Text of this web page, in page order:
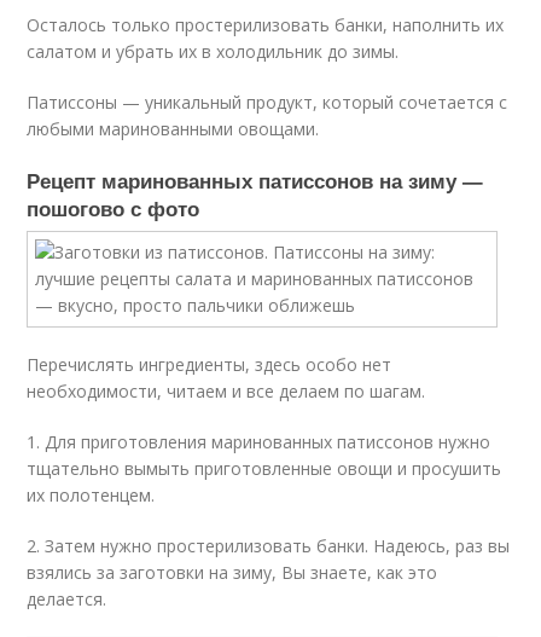
Осталось только простерилизовать банки, наполнить их
салатом и убрать их в холодильник до зимы.
Патиссоны — уникальный продукт, который сочетается с
любыми маринованными овощами.
Рецепт маринованных патиссонов на зиму —
пошогово с фото
Перечислять ингредиенты, здесь особо нет
необходимости, читаем и все делаем по шагам.
1. Для приготовления маринованных патиссонов нужно
тщательно вымыть приготовленные овощи и просушить
их полотенцем.
2. Затем нужно простерилизовать банки. Надеюсь, раз вы
взялись за заготовки на зиму, Вы знаете, как это
делается.